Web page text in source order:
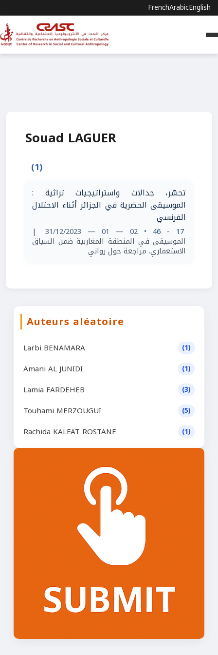
FrenchArabicEnglish
Souad LAGUER
(1)
تحسّر، جدالات واستراتيجيات تراثية :
الموسيقى الحضرية في الجزائر أثناء الاحتلال
الفرنسي
17 - 46
• 02 — 01 — 31/12/2023
|
الموسيقى في المنطقة المغاربية ضمن السياق
الاستعماري. مراجعة جول رواني
Auteurs aléatoire
Larbi BENAMARA (1)
Amani AL JUNIDI (1)
Lamia FARDEHEB (3)
Touhami MERZOUGUI (5)
Rachida KALFAT ROSTANE (1)